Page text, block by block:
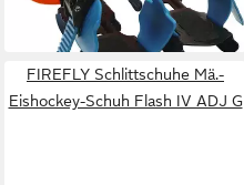
FIREFLY Schlittschuhe Mä.-
Eishockey-Schuh Flash IV ADJ G